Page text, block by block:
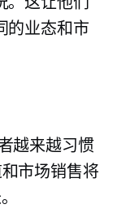
的业态和市
越来越习惯
市场销售将